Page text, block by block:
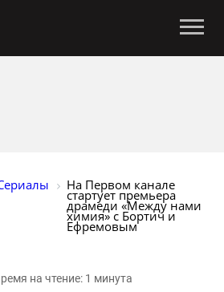
На Первом канале
стартует премьера
драмеди «Между нами
химия» с Бортич и
Ефремовым
на чтение: 1 минута